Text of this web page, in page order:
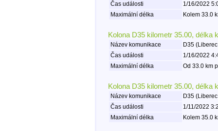
Čas události
1/16/2022
Maximální délka
Kolem 33.0
Kolona D35 kilometr 35.00, délka
Název komunikace
D35
Čas události
1/16/2022
Maximální délka
Od 33.0 km
Kolona D35 kilometr 35.00, délka
Název komunikace
D35
Čas události
1/11/2022
Maximální délka
Kolem 35.0